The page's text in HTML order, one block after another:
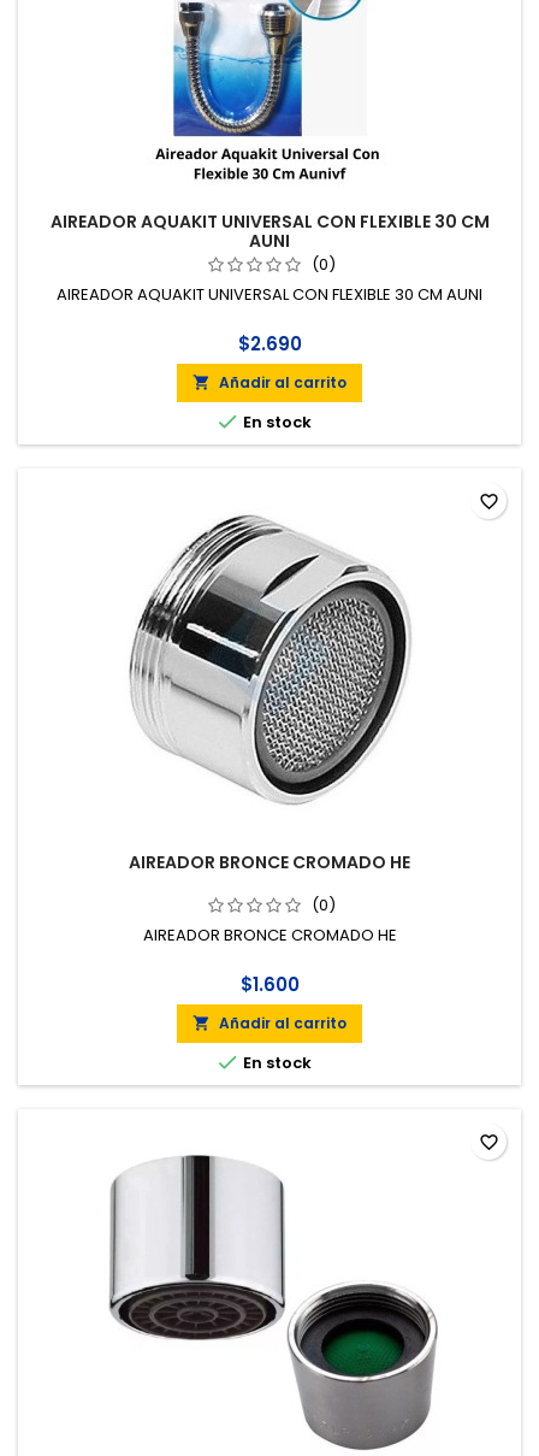
AIREADOR AQUAKIT UNIVERSAL CON FLEXIBLE 30 CM
AUNI
(0)
AIREADOR AQUAKIT UNIVERSAL CON FLEXIBLE 30 CM AUNI
$2.690
 Añadir al carrito
 En stock
AIREADOR BRONCE CROMADO HE
(0)
AIREADOR BRONCE CROMADO HE
$1.600
 Añadir al carrito
 En stock
favorite_border
favorite_border